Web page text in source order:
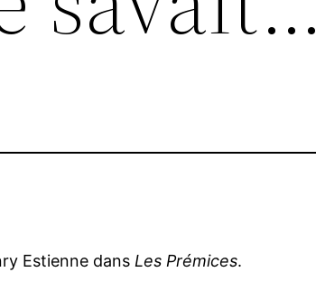
Estienne dans Les Prémices.